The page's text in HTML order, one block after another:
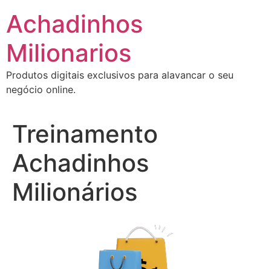
para
conteúdo
Achadinhos
Milionarios
Produtos digitais exclusivos para alavancar o seu
negócio online.
Treinamento
Achadinhos
Milionários